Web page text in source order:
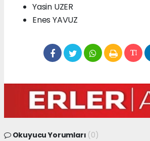
Yasin UZER
Enes YAVUZ
Okuyucu Yorumları (0)